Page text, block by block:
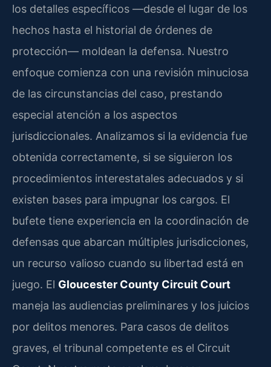
los detalles específicos —desde el lugar de los
hechos hasta el historial de órdenes de
protección— moldean la defensa. Nuestro
enfoque comienza con una revisión minuciosa
de las circunstancias del caso, prestando
especial atención a los aspectos
jurisdiccionales. Analizamos si la evidencia fue
obtenida correctamente, si se siguieron los
procedimientos interestatales adecuados y si
existen bases para impugnar los cargos. El
bufete tiene experiencia en la coordinación de
defensas que abarcan múltiples jurisdicciones,
un recurso valioso cuando su libertad está en
juego. El Gloucester County Circuit Court
maneja las audiencias preliminares y los juicios
por delitos menores. Para casos de delitos
graves, el tribunal competente es el Circuit